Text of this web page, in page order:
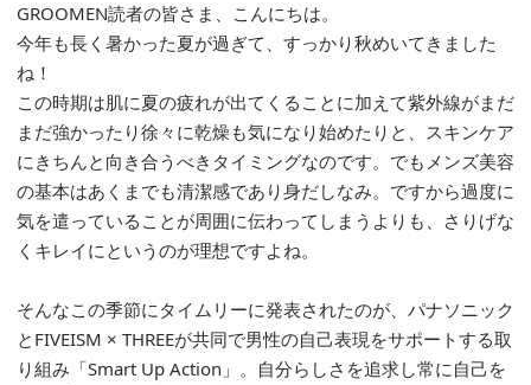
GROOMEN読者の皆さま、こんにちは。
今年も長く暑かった夏が過ぎて、すっかり秋めいてきました
ね！
この時期は肌に夏の疲れが出てくることに加えて紫外線がまだ
まだ強かったり徐々に乾燥も気になり始めたりと、スキンケア
にきちんと向き合うべきタイミングなのです。でもメンズ美容
の基本はあくまでも清潔感であり身だしなみ。ですから過度に
気を遣っていることが周囲に伝わってしまうよりも、さりげな
くキレイにというのが理想ですよね。
そんなこの季節にタイムリーに発表されたのが、パナソニック
とFIVEISM × THREEが共同で男性の自己表現をサポートする取
り組み「Smart Up Action」。自分らしさを追求し常に自己を